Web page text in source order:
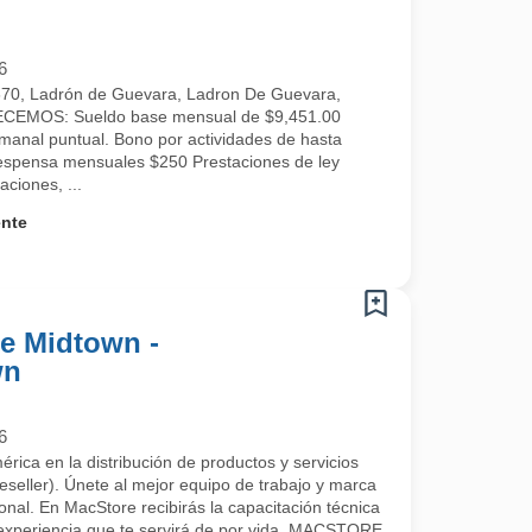
Ladrón de Guevara, Ladron De Guevara,
Sueldo base mensual de $9,451.00
puntual. Bono por actividades de hasta
mensuales $250 Prestaciones de ley
...
Midtown -
en la distribución de productos y servicios
Únete al mejor equipo de trabajo y marca
En MacStore recibirás la capacitación técnica